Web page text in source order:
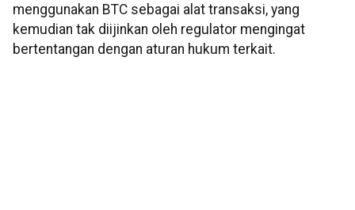
menggunakan BTC sebagai alat transaksi, yang
kemudian tak diijinkan oleh regulator mengingat
bertentangan dengan aturan hukum terkait.